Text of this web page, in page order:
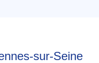
sur-Seine